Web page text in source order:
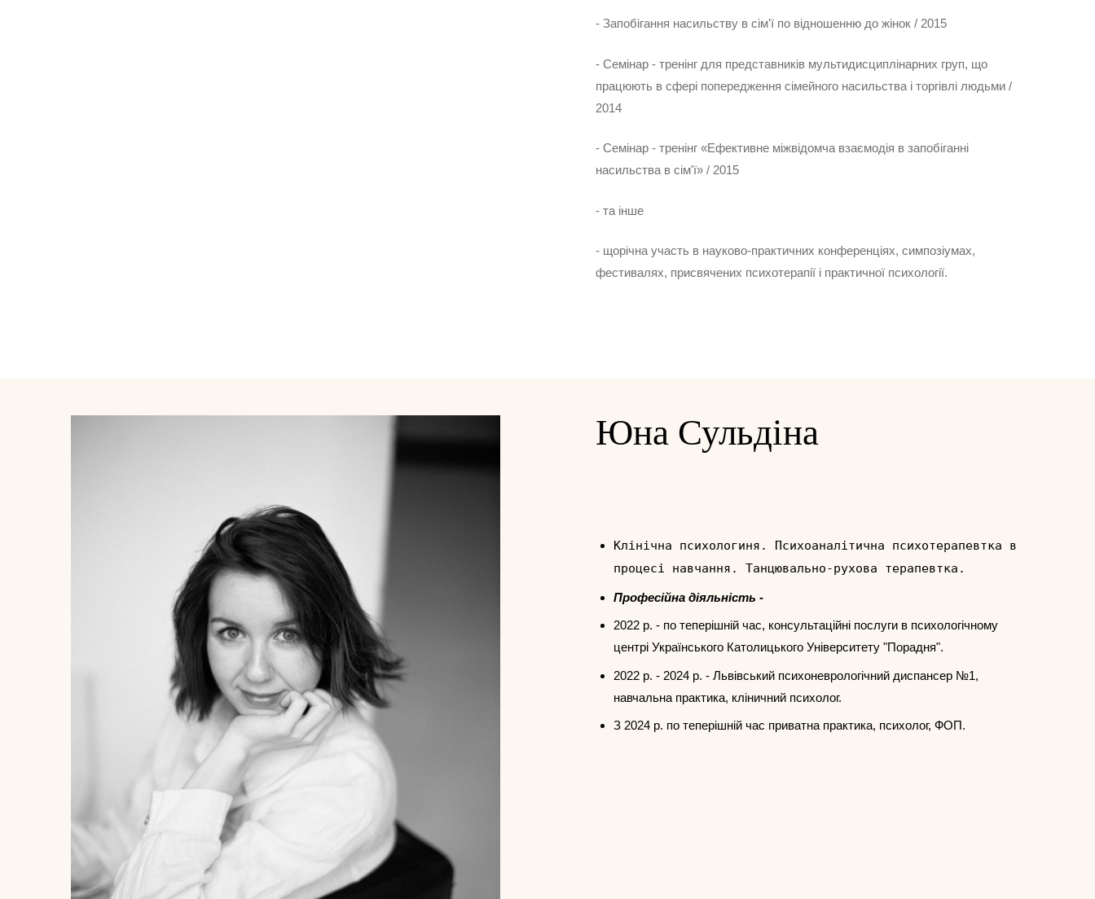
- Запобігання насильству в сім'ї по відношенню до жінок / 2015
- Семінар - тренінг для представників мультидисциплінарних груп, що
працюють в сфері попередження сімейного насильства і торгівлі людьми /
2014
- Семінар - тренінг «Ефективне міжвідомча взаємодія в запобіганні
насильства в сім'ї» / 2015
- та інше
- щорічна участь в науково-практичних конференціях, симпозіумах,
фестивалях, присвячених психотерапії і практичної психології.
Юна Сульдіна
Клінічна психологиня. Психоаналітична психотерапевтка в
процесі навчання. Танцювально-рухова терапевтка.
Професійна діяльність -
2022 р. - по теперішній час, консультаційні послуги в психологічному
центрі Українського Католицького Університету "Порадня".
2022 р. - 2024 р. - Львівський психоневрологічний диспансер №1,
навчальна практика, кліничний психолог.
З 2024 р. по теперішній час приватна практика, психолог, ФОП.